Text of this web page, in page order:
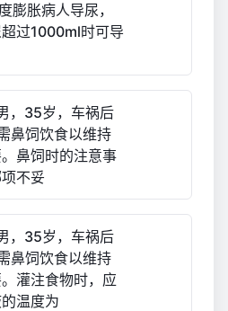
膨胀病人导尿，
过1000ml时可导
，35岁，车祸后
鼻饲饮食以维持
鼻饲时的注意事
不妥
，35岁，车祸后
鼻饲饮食以维持
灌注食物时，应
温度为